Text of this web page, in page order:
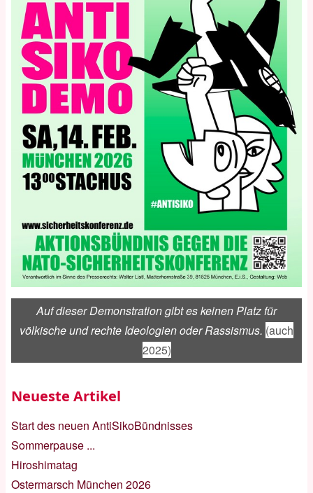
Auf dieser Demonstration gibt es keinen Platz für
völkische und rechte Ideologien oder Rassismus. (auch
2025)
Neueste Artikel
Start des neuen AntiSikoBündnisses
Sommerpause ...
Hiroshimatag
Ostermarsch München 2026